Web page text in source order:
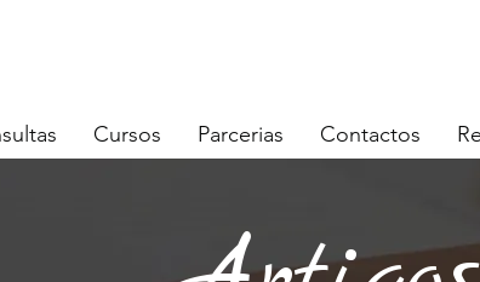
Cursos Parcerias Contactos